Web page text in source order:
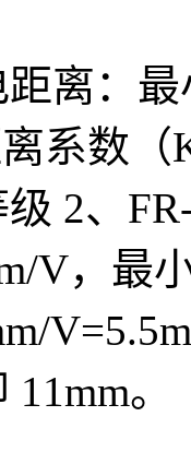
离：
系数
2、
V，最
。